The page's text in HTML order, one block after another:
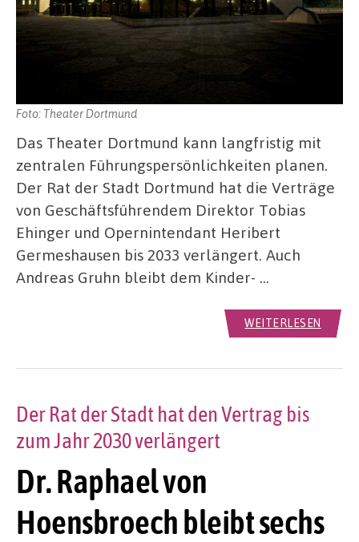
Foto: Theater Dortmund
Das Theater Dortmund kann langfristig mit
zentralen Führungspersönlichkeiten planen.
Der Rat der Stadt Dortmund hat die Verträge
von Geschäftsführendem Direktor Tobias
Ehinger und Opernintendant Heribert
Germeshausen bis 2033 verlängert. Auch
Andreas Gruhn bleibt dem Kinder- …
WEITERLESEN
Dr. Raphael von
Hoensbroech bleibt sechs
Der Rat der Stadt hat den Vertrag bis
zum Jahr 2030 verlängert